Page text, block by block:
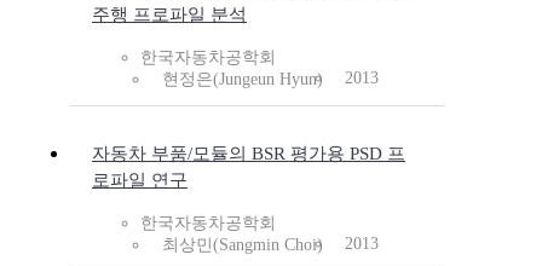
주행 프로파일 분석
한국자동차공학회
현정은(Jungeun Hyun)
2013
자동차 부품/모듈의 BSR 평가용 PSD 프
로파일 연구
한국자동차공학회
최상민(Sangmin Choi)
2013